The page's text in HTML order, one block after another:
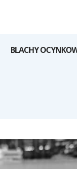
BLACHY